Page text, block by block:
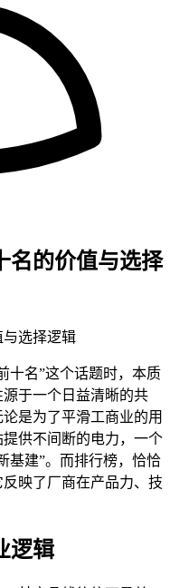
名的价值与选择
十名”这个话题时，本质
源于一个日益清晰的共
是为了平滑工商业的用
供不间断的电力，一个
基建”。而排行榜，恰恰
映了厂商在产品力、技
逻辑